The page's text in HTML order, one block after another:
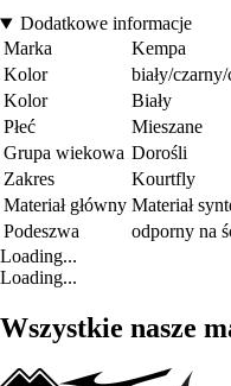
Dodatkowe informacje
Marka
Kempa
Kolor
biały/
Kolor
Biały
Płeć
Mieszane
Grupa wiekowa Dorośli
Zakres
Kourtfly
Materiał główny Materiał
Podeszwa
odporny na
Loading...
Loading...
Wszystkie nasze